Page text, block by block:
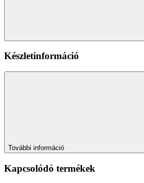
Készletinformáció
További információ
Kapcsolódó termékek